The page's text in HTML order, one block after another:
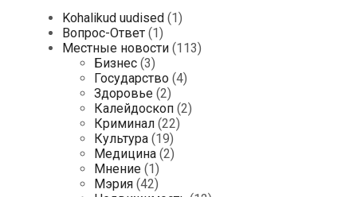
Kohalikud uudised (1)
Вопрос-Ответ (1)
Местные новости (113)
Бизнес (3)
Государство (4)
Здоровье (2)
Калейдоскоп (2)
Криминал (22)
Культура (19)
Медицина (2)
Мнение (1)
Мэрия (42)